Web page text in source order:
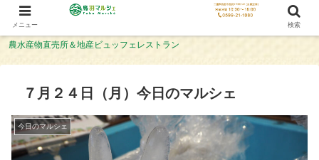
農水産物直売所＆地産ビュッフェレストラン
７月２４日（月）今日のマルシェ
今日のマルシェ
メニュー 検索